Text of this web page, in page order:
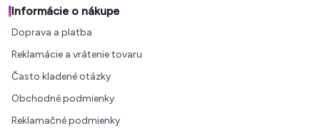
Informácie o nákupe
Doprava a platba
Reklamácie a vrátenie tovaru
Často kladené otázky
Obchodné podmienky
Reklamačné podmienky